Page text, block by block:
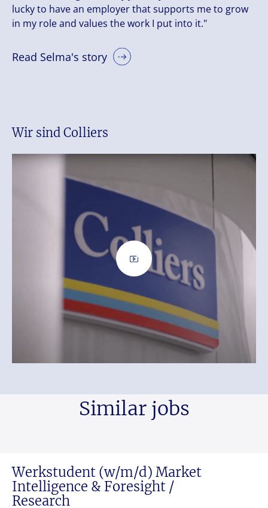
lucky to have an employer that supports me to grow
in my role and values the work I put into it."
Read Selma's story
Wir sind Colliers
Similar jobs
Werkstudent (w/m/d) Market
Intelligence & Foresight /
Research